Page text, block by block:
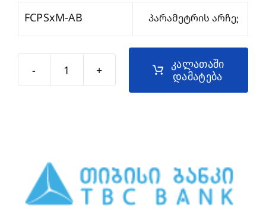
FCPSxM-AB 
რაოდენობა:
პოლიპროპილენის
FCPSx-
AB
კალათაში
დამატება